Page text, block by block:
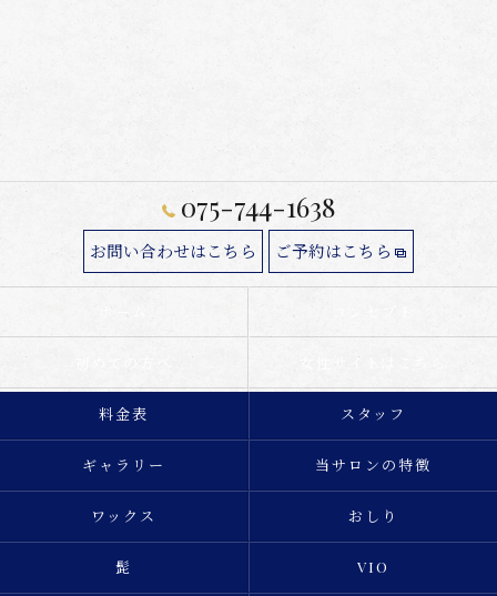
075-744-1638
お問い合わせはこちら ご予約はこちら
女性サイトはこちら
料金表 スタッフ
ギャラリー 当サロンの特徴
ワックス おしり
髭 VIO